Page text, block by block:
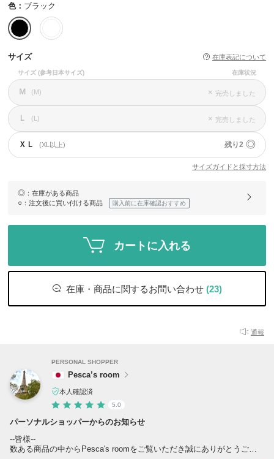
色： ブラック
サイズ 在庫表記について
サイズ (参考日本サイズ) 在庫状況
Ｍ (M) × 完売しました
Ｌ (L) × 完売しました
ＸＬ (XL以上) 残り2 ◎
サイズガイドと採寸方法
◎ ：在庫がある商品
○ ：注文後に買い付ける商品 購入前に在庫確認おすすめ
カートに入れる
在庫・商品に関するお問い合わせ (23)
通報
PERSONAL SHOPPER
Pesca’s room
本人確認済
5.0
パーソナルショッパーからのお知らせ
‐‐皆様‐‐
数ある商品の中からPesca's roomをご覧いただき誠にありがとうござ